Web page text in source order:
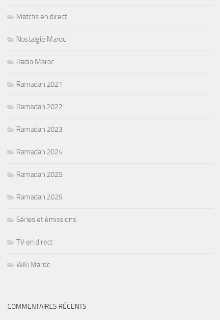
Matchs en direct
Nostalgie Maroc
Radio Maroc
Ramadan 2021
Ramadan 2022
Ramadan 2023
Ramadan 2024
Ramadan 2025
Ramadan 2026
Séries et émissions
TV en direct
Wiki Maroc
COMMENTAIRES RÉCENTS